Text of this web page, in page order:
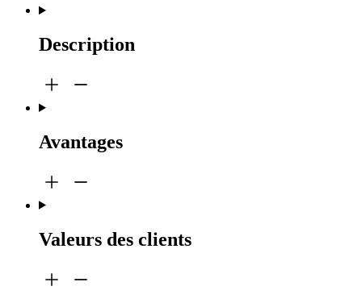
Description
Avantages
Valeurs des clients